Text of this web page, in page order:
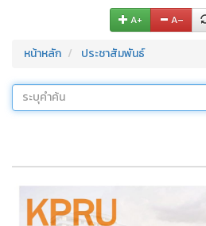
A+ A–
หน้าหลัก ประชาสัมพันธ์